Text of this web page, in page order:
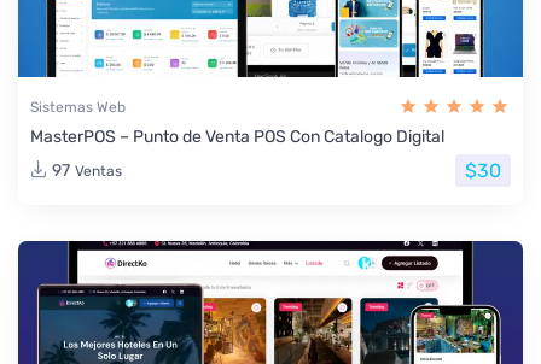
Sistemas Web
MasterPOS – Punto de Venta POS Con Catalogo Digital
97 Ventas $30